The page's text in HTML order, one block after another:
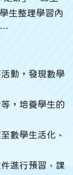
生整理學習內
動，發現數學
，培養學生的
數學生活化、
進行預習、課